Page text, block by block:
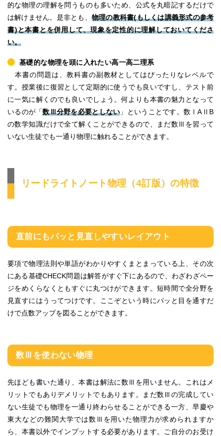
的な物理の理解を問うものも多いため、公式を丸暗記するだけで
は解けません。是非とも、 物理の教科書(もしくは講義形式の参考
書)と本書とを併用して、現象を定性的に理解しておいてくださ
い。
基礎的な物理を頭に入れたい高一高二理系
本書の問題は、教科書の副教材としてはぴったりなレベルで
す。授業後に復習として定期的に使うでも良いですし、テスト前
に一気に解くのでも良いでしょう。何よりも本書の魅力となって
いるのが「数Ⅲ分野を必要としない 」ということです。数ⅠAⅡB
の数学知識だけで全て解くことができるので、まだ数Ⅲを習って
いない生徒でも一通り物理に触れることができます。
リードライトノート物理（4訂版）の特徴
直前にもパッと見直しやすいレイアウト
要項で物理法則や単語がわかりやすくまとまっている上、その次
にある基礎CHECK問題は解答がすぐ下にあるので、わざわざペー
ジをめくらなくともすぐに丸つけができます。短時間で全分野を
見直すにはうってつけです。ここぞという時にパッと目を通すだ
けで点数アップを図ることができます。
数Ⅲを使わない物理
先ほども書いた通り、本書は解法に数Ⅲを用いません。これはメ
リットでもありデメリットでもあります。まだ数Ⅲの完成してい
ない生徒でも物理を一通り終わらせることができる一方、早慶や
東大などの難関大学では数Ⅲを用いた物理力が求められますか
ら、本書以外でインプットする必要があります。ご自分のお受け